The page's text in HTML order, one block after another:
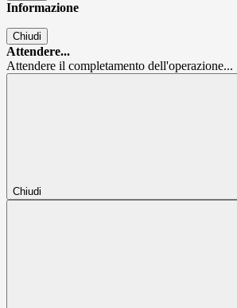
Informazione
Chiudi
Attendere...
Attendere il completamento dell'operazione...
Chiudi